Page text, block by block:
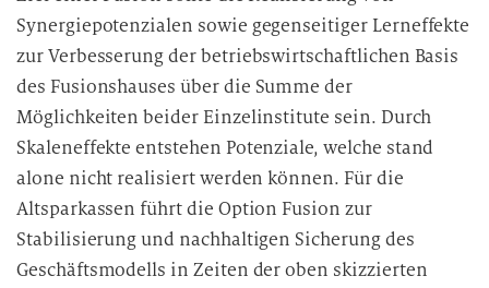
Synergiepotenzialen sowie gegenseitiger Lerneffekte
zur Verbesserung der betriebswirtschaftlichen Basis
des Fusionshauses über die Summe der
Möglichkeiten beider Einzelinstitute sein. Durch
Skaleneffekte entstehen Potenziale, welche stand
alone nicht realisiert werden können. Für die
Altsparkassen führt die Option Fusion zur
Stabilisierung und nachhaltigen Sicherung des
Geschäftsmodells in Zeiten der oben skizzierten